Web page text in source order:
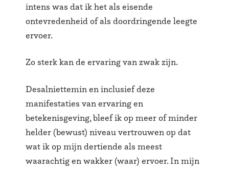
intens was dat ik het als eisende
ontevredenheid of als doordringende leegte
ervoer.
Zo sterk kan de ervaring van zwak zijn.
Desalniettemin en inclusief deze
manifestaties van ervaring en
betekenisgeving, bleef ik op meer of minder
helder (bewust) niveau vertrouwen op dat
wat ik op mijn dertiende als meest
waarachtig en wakker (waar) ervoer. In mijn